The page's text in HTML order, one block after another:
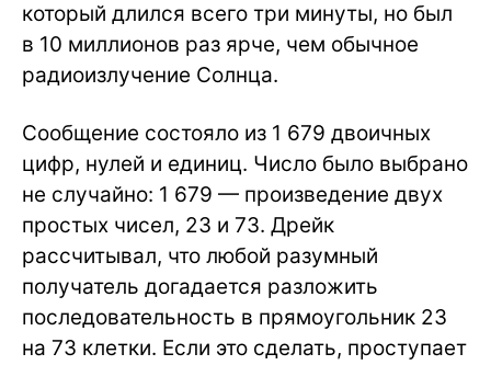
который длился всего три минуты, но был
в 10 миллионов раз ярче, чем обычное
радиоизлучение Солнца.
Сообщение состояло из 1 679 двоичных
цифр, нулей и единиц. Число было выбрано
не случайно: 1 679 — произведение двух
простых чисел, 23 и 73. Дрейк
рассчитывал, что любой разумный
получатель догадается разложить
последовательность в прямоугольник 23
на 73 клетки. Если это сделать, проступает